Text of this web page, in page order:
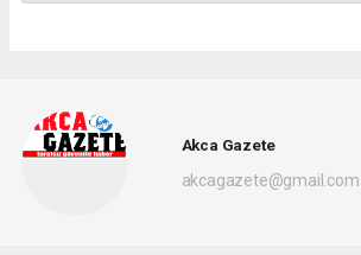
Akca Gazete
akcagazete@gmail.com